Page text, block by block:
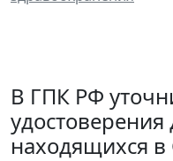
В ГПК РФ
находящихся